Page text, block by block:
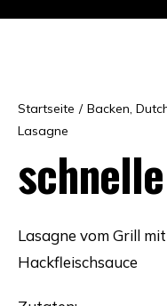
Startseite / Backen,
Lasagne
Lasagne vom Grill
Hackfleischsauce